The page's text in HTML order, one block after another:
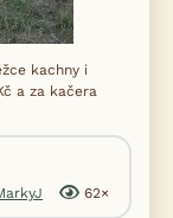
kachny i
a za kačera
62×